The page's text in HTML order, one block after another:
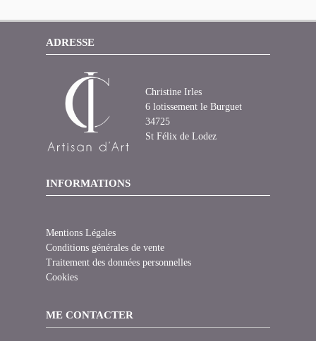
ADRESSE
Christine Irles
6 lotissement le Burguet
34725
St Félix de Lodez
INFORMATIONS
Mentions Légales
Conditions générales de vente
Traitement des données personnelles
Cookies
ME CONTACTER